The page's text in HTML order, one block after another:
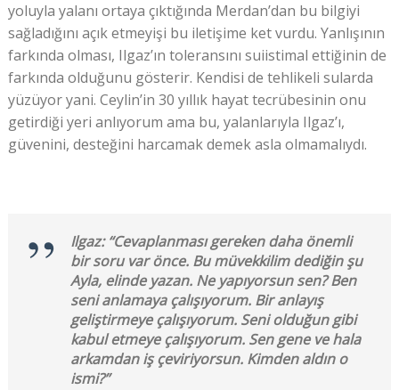
yoluyla yalanı ortaya çıktığında Merdan’dan bu bilgiyi
sağladığını açık etmeyişi bu iletişime ket vurdu. Yanlışının
farkında olması, Ilgaz’ın toleransını suiistimal ettiğinin de
farkında olduğunu gösterir. Kendisi de tehlikeli sularda
yüzüyor yani. Ceylin’in 30 yıllık hayat tecrübesinin onu
getirdiği yeri anlıyorum ama bu, yalanlarıyla Ilgaz’ı,
güvenini, desteğini harcamak demek asla olmamalıydı.
Ilgaz:‘‘Cevaplanması gereken daha önemli
bir soru var önce. Bu müvekkilim dediğin şu
Ayla, elinde yazan. Ne yapıyorsun sen? Ben
seni anlamaya çalışıyorum. Bir anlayış
geliştirmeye çalışıyorum. Seni olduğun gibi
kabul etmeye çalışıyorum. Sen gene ve hala
arkamdan iş çeviriyorsun. Kimden aldın o
ismi?’’